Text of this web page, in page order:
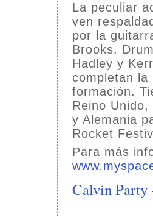
La peculiar
ven
por la
Brooks.
Hadley y
completan la
formación.
Reino Unido,
y Alemania
Rocket
Para más
Calvin Party